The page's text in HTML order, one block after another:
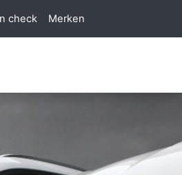
check Merken